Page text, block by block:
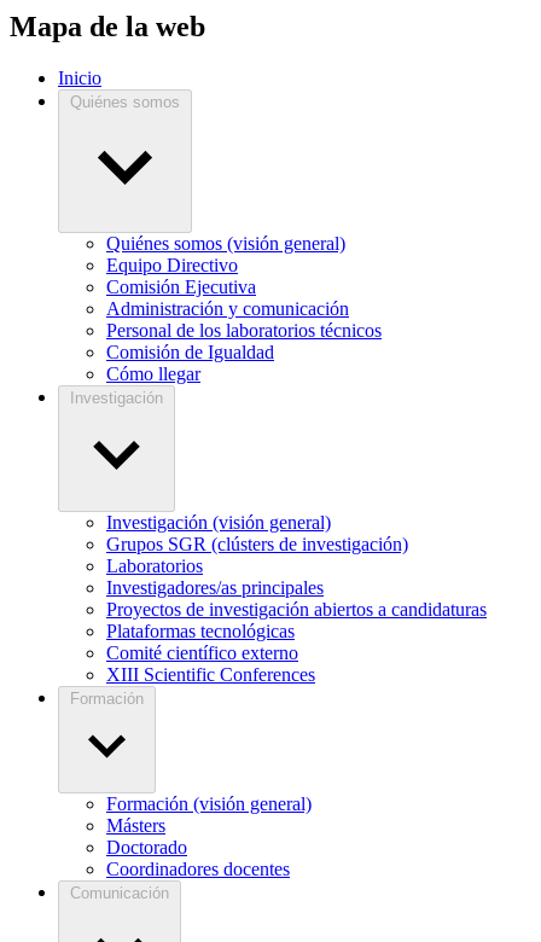
Mapa de la web
Inicio
Quiénes somos
Quiénes somos (visión general)
Equipo Directivo
Comisión Ejecutiva
Administración y comunicación
Personal de los laboratorios técnicos
Comisión de Igualdad
Cómo llegar
Investigación
Investigación (visión general)
Grupos SGR (clústers de investigación)
Laboratorios
Investigadores/as principales
Proyectos de investigación abiertos a candidaturas
Plataformas tecnológicas
Comité científico externo
XIII Scientific Conferences
Formación
Formación (visión general)
Másters
Doctorado
Coordinadores docentes
Comunicación